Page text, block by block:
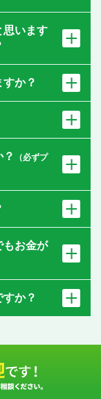
思います
か？
（必ずプ
もお金が
か？